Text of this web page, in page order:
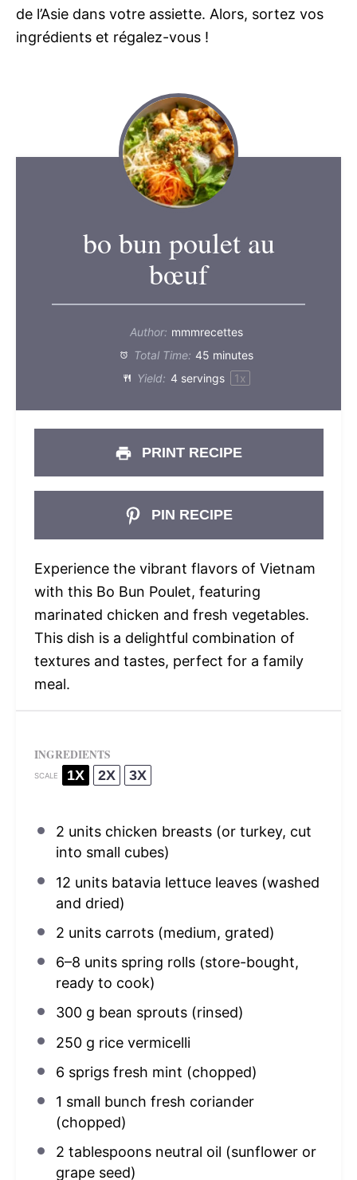
de l’Asie dans votre assiette. Alors, sortez vos
ingrédients et régalez-vous !
bo bun poulet au
bœuf
Author: mmmrecettes
Total Time: 45 minutes
Yield: 4servings 1x
PRINT RECIPE
PIN RECIPE
Experience the vibrant flavors of Vietnam
with this Bo Bun Poulet, featuring
marinated chicken and fresh vegetables.
This dish is a delightful combination of
textures and tastes, perfect for a family
meal.
INGREDIENTS
SCALE 1X 2X 3X
2 units chicken breasts (or turkey, cut
into small cubes)
12 units batavia lettuce leaves (washed
and dried)
2 units carrots (medium, grated)
6–8 units spring rolls (store-bought,
ready to cook)
300 g bean sprouts (rinsed)
250 g rice vermicelli
6 sprigs fresh mint (chopped)
1 small bunch fresh coriander
(chopped)
2 tablespoonsneutral oil (sunflower or
grape seed)